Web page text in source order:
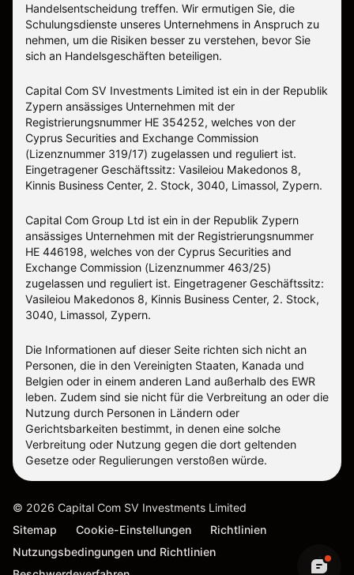
Handelsentscheidung treffen. Wir ermutigen Sie, die
Schulungsdienste unseres Unternehmens in Anspruch zu
nehmen, um die Risiken besser zu verstehen, bevor Sie
sich an Handelsgeschäften beteiligen.
Capital Com SV Investments Limited ist ein in der Republik
Zypern ansässiges Unternehmen mit der
Registrierungsnummer HE 354252, welches von der
Cyprus Securities and Exchange Commission
(Lizenznummer 319/17) zugelassen und reguliert ist.
Eingetragener Geschäftssitz: Vasileiou Makedonos 8,
Kinnis Business Center, 2. Stock, 3040, Limassol, Zypern.
Capital Com Group Ltd ist ein in der Republik Zypern
ansässiges Unternehmen mit der Registrierungsnummer
ΗΕ 446198, welches von der Cyprus Securities and
Exchange Commission (Lizenznummer 463/25)
zugelassen und reguliert ist. Eingetragener Geschäftssitz:
Vasileiou Makedonos 8, Kinnis Business Center, 2. Stock,
3040, Limassol, Zypern.
Die Informationen auf dieser Seite richten sich nicht an
Personen, die in den Vereinigten Staaten, Kanada und
Belgien oder in einem anderen Land außerhalb des EWR
leben. Zudem sind sie nicht für die Verbreitung an oder die
Nutzung durch Personen in Ländern oder
Gerichtsbarkeiten bestimmt, in denen eine solche
Verbreitung oder Nutzung gegen die dort geltenden
Gesetze oder Regulierungen verstoßen würde.
© 2026 Capital Com SV Investments Limited
Sitemap
Cookie-Einstellungen
Richtlinien
Nutzungsbedingungen und Richtlinien